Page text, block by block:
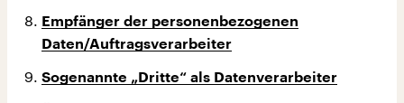
Empfänger der personenbezogenen
Daten/Auftragsverarbeiter
Sogenannte „Dritte“ als Datenverarbeiter